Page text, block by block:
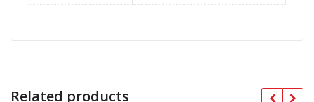
Related products